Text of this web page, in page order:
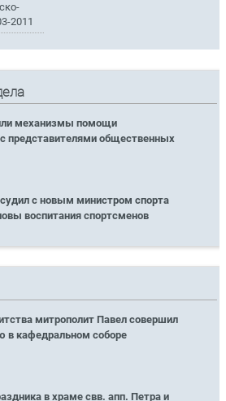
2011
механизмы помощи
представителями общественных
с новым министром спорта
воспитания спортсменов
митрополит Павел совершил
в кафедральном соборе
в храме свв. апп. Петра и